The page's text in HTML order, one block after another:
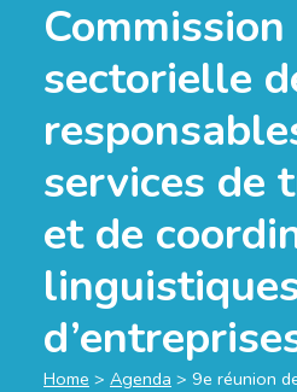
Commission
sectorielle
services de
et de
Home > Agenda > 9e réunion